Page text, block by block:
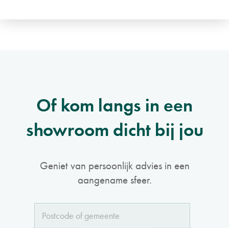
Of kom langs in een
showroom dicht bij jou
Geniet van persoonlijk advies in een
aangename sfeer.